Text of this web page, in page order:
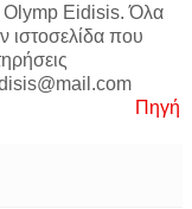
Olymp Eidisis. Όλα
ιστοσελίδα που
Πηγή